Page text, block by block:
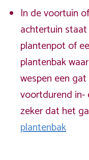
In de voortuin
achtertuin
plantenpot of
plantenbak
wespen een
voortdurend in-
zeker dat het
plantenbak